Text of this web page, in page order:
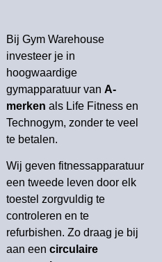
Bij Gym Warehouse
investeer je in
hoogwaardige
gymapparatuur van A-
merken als Life Fitness en
Technogym, zonder te veel
te betalen.
Wij geven fitnessapparatuur
een tweede leven door elk
toestel zorgvuldig te
controleren en te
refurbishen. Zo draag je bij
aan een circulaire